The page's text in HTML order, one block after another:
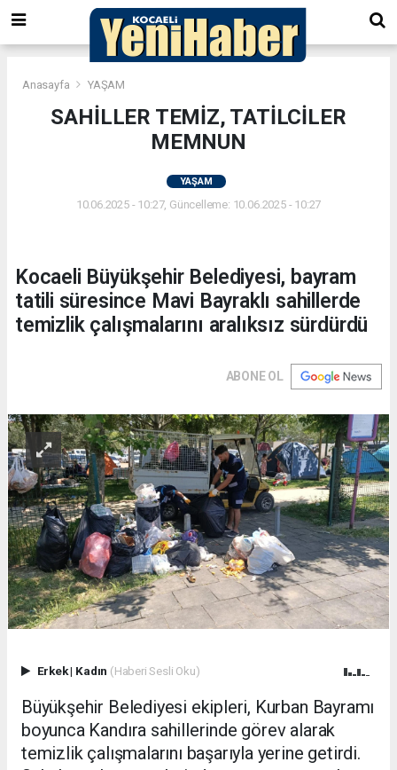
Anasayfa YAŞAM
SAHİLLER TEMİZ, TATİLCİLER
MEMNUN
YAŞAM
10.06.2025 - 10:27, Güncelleme: 10.06.2025 - 10:27
Kocaeli Büyükşehir Belediyesi, bayram
tatili süresince Mavi Bayraklı sahillerde
temizlik çalışmalarını aralıksız sürdürdü
ABONE OL
Erkek| Kadın (Haberi Sesli Oku)
Büyükşehir Belediyesi ekipleri, Kurban Bayramı
boyunca Kandıra sahillerinde görev alarak
temizlik çalışmalarını başarıyla yerine getirdi.